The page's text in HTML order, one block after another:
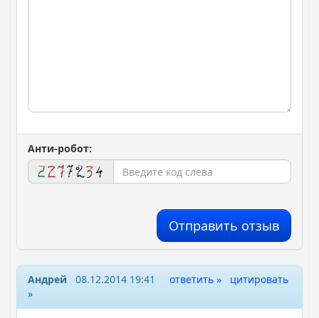
Анти-робот:
Отправить отзыв
Андрей 08.12.2014 19:41 ответить »
цитировать
»